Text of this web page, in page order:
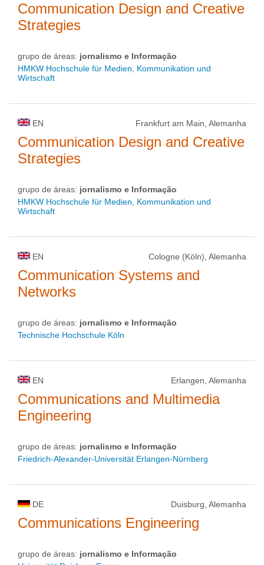
Communication Design and Creative
Strategies
grupo de áreas: jornalismo e Informação
HMKW Hochschule für Medien, Kommunikation und
Wirtschaft
EN Frankfurt am Main, Alemanha
Communication Design and Creative
Strategies
grupo de áreas: jornalismo e Informação
HMKW Hochschule für Medien, Kommunikation und
Wirtschaft
EN Cologne (Köln), Alemanha
Communication Systems and
Networks
grupo de áreas: jornalismo e Informação
Technische Hochschule Köln
EN Erlangen, Alemanha
Communications and Multimedia
Engineering
grupo de áreas: jornalismo e Informação
Friedrich-Alexander-Universität Erlangen-Nürnberg
DE Duisburg, Alemanha
Communications Engineering
grupo de áreas: jornalismo e Informação